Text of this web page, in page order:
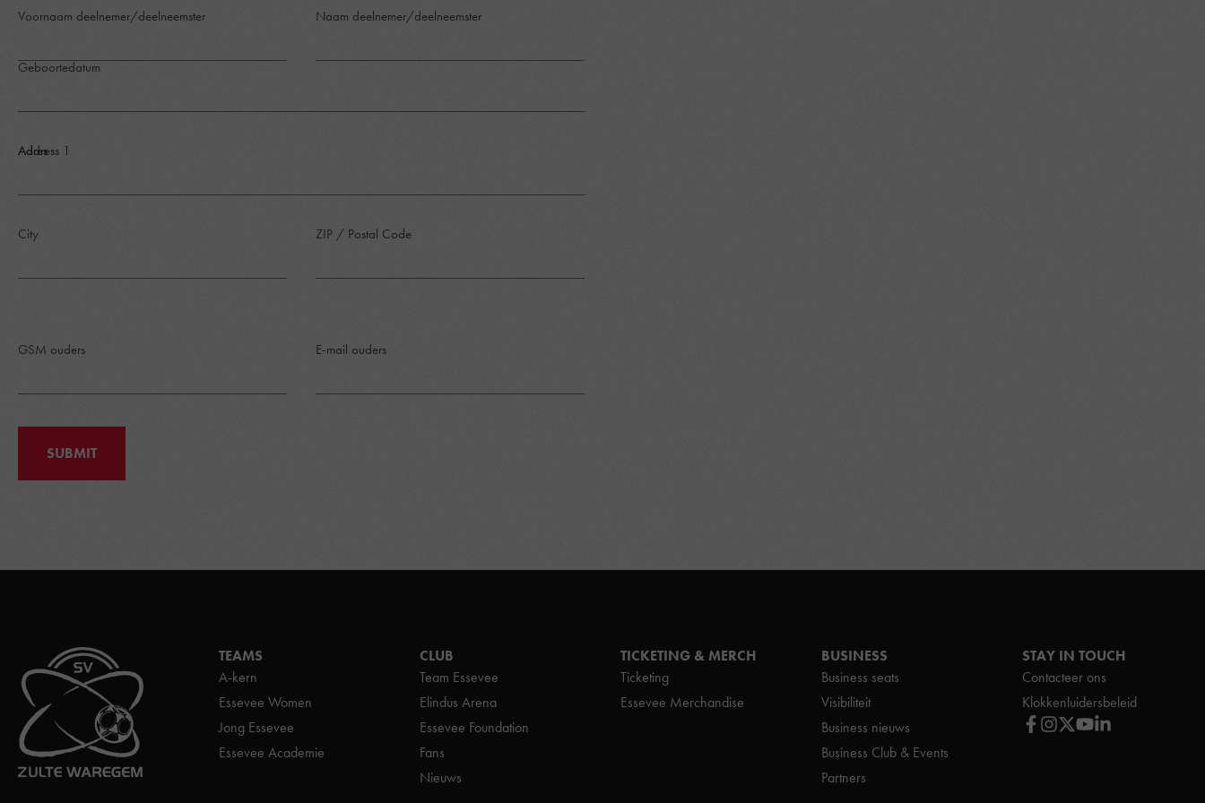
Voornaam deelnemer/deelneemster Naam deelnemer/deelneemster
Geboortedatum
Address 1
City ZIP / Postal Code
Adres
GSM ouders E-mail ouders
SUBMIT
TEAMS
A-kern
Essevee Women
Jong Essevee
Essevee Academie
CLUB
Team Essevee
Elindus Arena
Essevee Foundation
Fans
Nieuws
TICKETING & MERCH
Ticketing
Essevee Merchandise
BUSINESS
Business seats
Visibiliteit
Business nieuws
Business Club & Events
Partners
STAY IN TOUCH
Contacteer ons
Klokkenluidersbeleid